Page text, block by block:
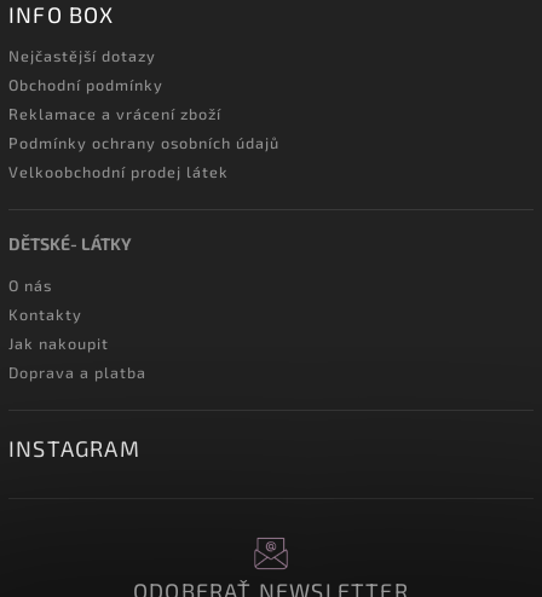
INFO BOX
Nejčastější dotazy
Obchodní podmínky
Reklamace a vrácení zboží
Podmínky ochrany osobních údajů
Velkoobchodní prodej látek
DĚTSKÉ- LÁTKY
O nás
Kontakty
Jak nakoupit
Doprava a platba
INSTAGRAM
ODOBERAŤ NEWSLETTER